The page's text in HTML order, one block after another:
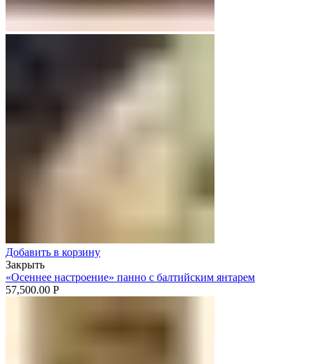
Добавить в корзину
Закрыть
«Осеннее настроение» панно с балтийским янтарем
57,500.00 Р